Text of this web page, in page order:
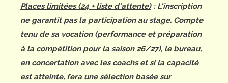
Places limitées (24 + liste d'attente): L'inscription
ne garantit pas la participation au stage. Compte
tenu de sa vocation (performance et préparation
à la compétition pour la saison 26/27), le bureau,
en concertation avec les coachs et si la capacité
est atteinte, fera une sélection basée sur